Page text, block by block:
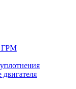
ГРМ